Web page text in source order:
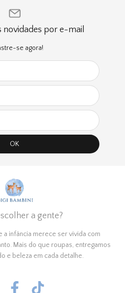
novidades por e-mail
se agora!
a gente?
a infância merece ser vivida com
Mais do que roupas, entregamos
e beleza em cada detalhe.